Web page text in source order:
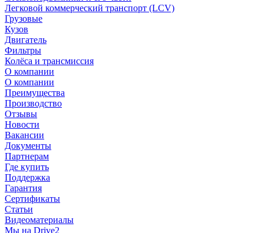
Легковой коммерческий транспорт (LCV)
Грузовые
Кузов
Двигатель
Фильтры
Колёса и трансмиссия
О компании
О компании
Преимущества
Производство
Отзывы
Новости
Вакансии
Документы
Партнерам
Где купить
Поддержка
Гарантия
Сертификаты
Статьи
Видеоматериалы
Мы на Drive2